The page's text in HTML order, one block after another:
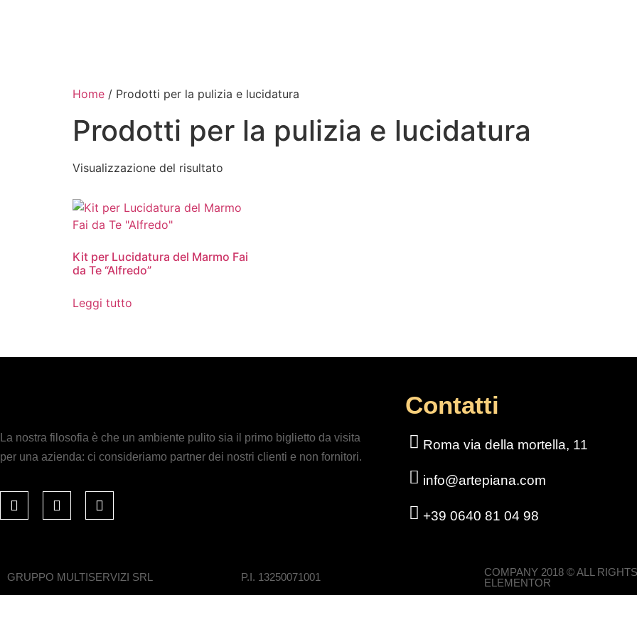
Home / Prodotti per la pulizia e lucidatura
Prodotti per la pulizia e lucidatura
Visualizzazione del risultato
Kit per Lucidatura del Marmo Fai
da Te “Alfredo”
Leggi tutto
La nostra filosofia è che un ambiente pulito sia il primo biglietto da visita
per una azienda: ci consideriamo partner dei nostri clienti e non fornitori.
Contatti
Roma via della mortella, 11
info@artepiana.com
+39 0640 81 04 98
GRUPPO MULTISERVIZI SRL P.I. 13250071001
COMPANY 2018 © ALL
ELEMENTOR